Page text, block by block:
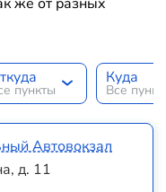
пункты
Куда
Все
Автовокзал
д. 11